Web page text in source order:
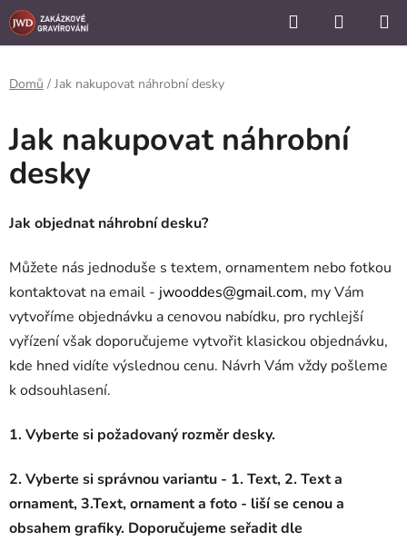
```
Přejít
na
Hledat
KOŠÍK
Domů / Jak nakupovat náhrobní desky
Jak nakupovat náhrobní
desky
Jak objednat náhrobní desku?
Můžete nás jednoduše s textem, ornamentem nebo fotkou
kontaktovat na email - jwooddes@gmail.com, my Vám
vytvoříme objednávku a cenovou nabídku, pro rychlejší
vyřízení však doporučujeme vytvořit klasickou objednávku,
kde hned vidíte výslednou cenu. Návrh Vám vždy pošleme
k odsouhlasení.
1. Vyberte si požadovaný rozměr desky.
2. Vyberte si správnou variantu - 1. Text, 2. Text a
ornament, 3.Text, ornament a foto - liší se cenou a
obsahem grafiky. Doporučujeme seřadit dle